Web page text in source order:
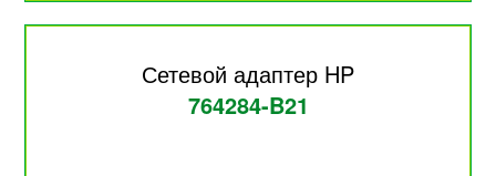
Сетевой адаптер HP
764284-B21